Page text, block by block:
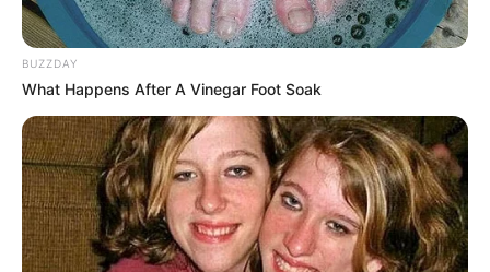
Bibie Julius
BUZZDAY
What Happens After A Vinegar Foot Soak